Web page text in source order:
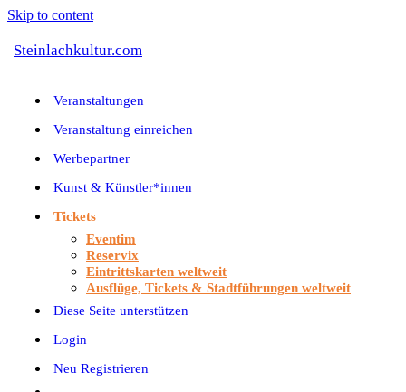
Skip to content
Steinlachkultur.com
Veranstaltungen
Veranstaltung einreichen
Werbepartner
Kunst & Künstler*innen
Tickets
Eventim
Reservix
Eintrittskarten weltweit
Ausflüge, Tickets & Stadtführungen weltweit
Diese Seite unterstützen
Login
Neu Registrieren